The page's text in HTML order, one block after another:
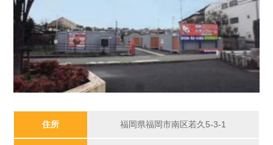
住所 福岡県福岡市南区若久5-3-1